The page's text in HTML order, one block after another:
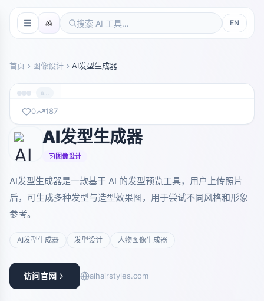
EN
首页 图像设计 AI发型生成器
暂无截图
aihairstyles.com
0 187
AI发型生成器
图像设计
AI发型生成器是一款基于 AI 的发型预览工具，用户上传照片
后，可生成多种发型与造型效果图，用于尝试不同风格和形象
参考。
AI发型生成器 发型设计 人物图像生成器
访问官网 aihairstyles.com